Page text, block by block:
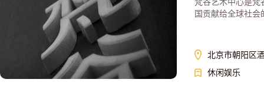
梵谷艺术中心是梵
国贡献给全球社
北京市朝阳区
休闲娱乐